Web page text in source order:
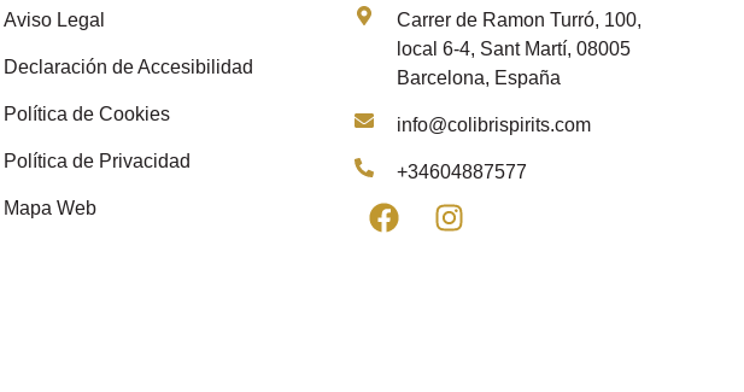
Aviso Legal
Declaración de Accesibilidad
Política de Cookies
Política de Privacidad
Mapa Web
Carrer de Ramon Turró, 100,
local 6-4, Sant Martí, 08005
Barcelona, España
info@colibrispirits.com
+34604887577